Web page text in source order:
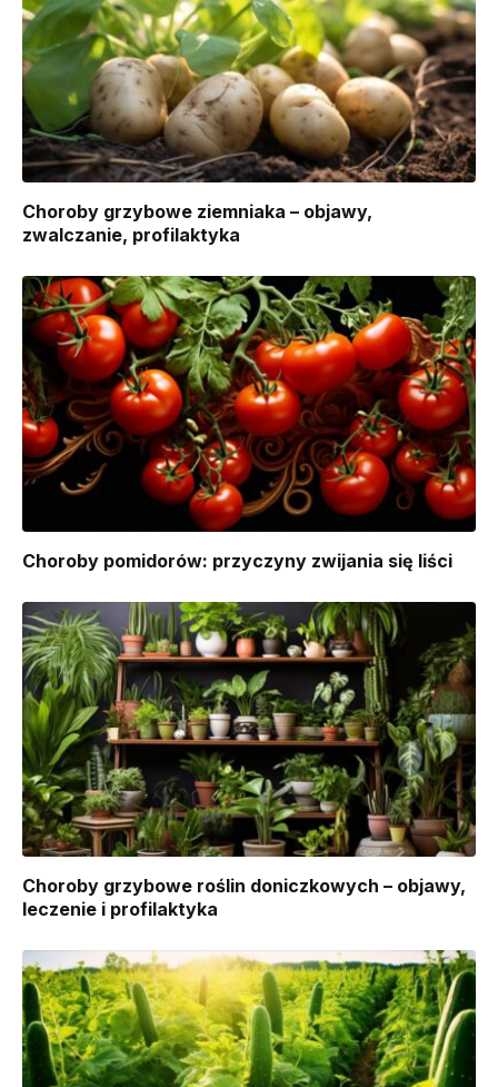
Choroby grzybowe ziemniaka – objawy,
zwalczanie, profilaktyka
Choroby pomidorów: przyczyny zwijania się liści
Choroby grzybowe roślin doniczkowych – objawy,
leczenie i profilaktyka